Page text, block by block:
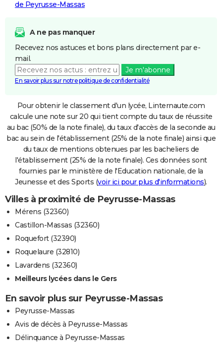
de Peyrusse-Massas
A ne pas manquer
Recevez nos astuces et bons plans directement par e-
mail.
Je m'abonne
En savoir plus sur notre politique de confidentialité
Pour obtenir le classement d'un lycée, Linternaute.com
calcule une note sur 20 qui tient compte du taux de réussite
au bac (50% de la note finale), du taux d'accès de la seconde au
bac au sein de l'établissement (25% de la note finale) ainsi que
du taux de mentions obtenues par les bacheliers de
l'établissement (25% de la note finale). Ces données sont
fournies par le ministère de l'Education nationale, de la
Jeunesse et des Sports (voir ici pour plus d'informations).
Villes à proximité de Peyrusse-Massas
Mérens (32360)
Castillon-Massas (32360)
Roquefort (32390)
Roquelaure (32810)
Lavardens (32360)
Meilleurs lycées dans le Gers
En savoir plus sur Peyrusse-Massas
Peyrusse-Massas
Avis de décès à Peyrusse-Massas
Délinquance à Peyrusse-Massas